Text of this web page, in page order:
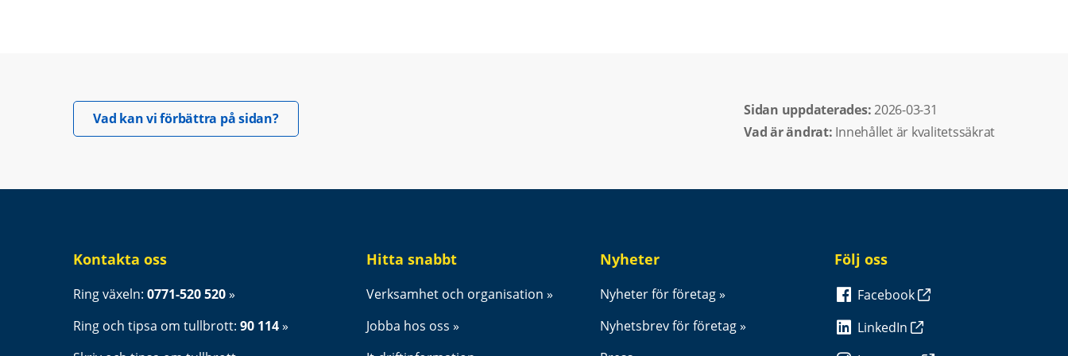
Vad kan vi förbättra på sidan?Öppnas i nytt fönster. Sidan uppdaterades: 2026-03-31
Vad är ändrat: Innehållet är kvalitetssäkrat
Kontakta oss
Ring växeln: 0771-520 520
Ring och tipsa om tullbrott: 90 114
Hitta snabbt
Verksamhet och organisation
Jobba hos oss
Nyheter
Nyheter för företag
Nyhetsbrev för företag
Följ oss
Facebook
LinkedIn